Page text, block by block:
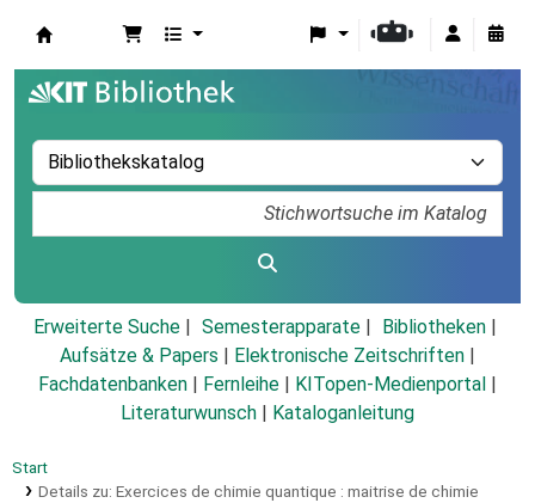
Erweiterte Suche Semesterapparate
Bibliotheken
Aufsätze & Papers
Elektronische Zeitschriften
Fachdatenbanken
Fernleihe KITopen-Medienportal
Literaturwunsch
Kataloganleitung
Start
Details zu: Exercices de chimie quantique : maitrise de chimie